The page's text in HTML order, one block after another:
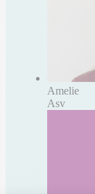
Amelie
Asv